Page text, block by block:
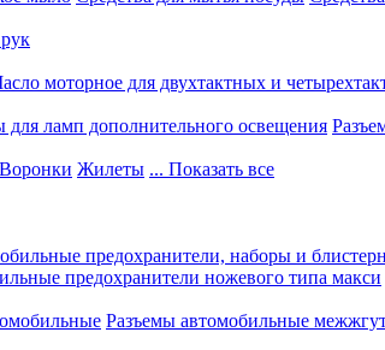
моторное для двухтактных и
для ламп дополнительного освещения
Воронки Жилеты ... Показать все
предохранители, наборы и
предохранители ножевого типа макси
Разъемы автомобильные